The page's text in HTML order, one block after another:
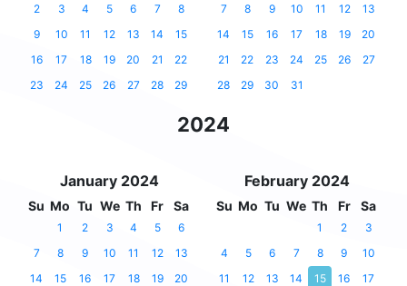
2
3 4 5 6 7
8
9
10 11 12 13 14
15
16
17 18 19 20 21
22
23
24 25 26 27 28 29
7
8 9 10 11 12
13
14
15 16 17 18 19
20
21
22 23 24 25 26
27
28
29 30 31
2024
January 2024
Su Mo Tu We Th Fr Sa
1 2 3 4 5
6
7
8 9 10 11 12
13
14
15 16 17 18 19
20
February 2024
Su Mo Tu We Th Fr Sa
1 2
3
4
5 6 7 8 9
10
11
12 13 14 15 16
17